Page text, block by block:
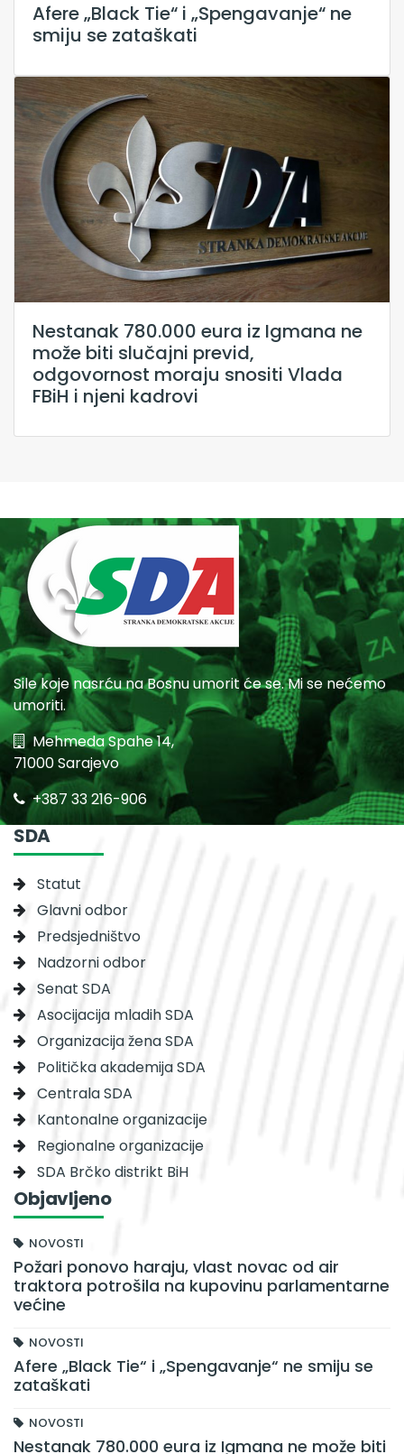
Afere „Black Tie“ i „Spengavanje“ ne
smiju se zataškati
Nestanak 780.000 eura iz Igmana ne
može biti slučajni previd,
odgovornost moraju snositi Vlada
FBiH i njeni kadrovi
Sile koje nasrću na Bosnu umorit će se. Mi se nećemo
umoriti.
Mehmeda Spahe 14,
71000 Sarajevo
+387 33 216-906
SDA
Statut
Glavni odbor
Predsjedništvo
Nadzorni odbor
Senat SDA
Asocijacija mladih SDA
Organizacija žena SDA
Politička akademija SDA
Centrala SDA
Kantonalne organizacije
Regionalne organizacije
SDA Brčko distrikt BiH
Objavljeno
NOVOSTI
Požari ponovo haraju, vlast novac od air
traktora potrošila na kupovinu parlamentarne
većine
NOVOSTI
Afere „Black Tie“ i „Spengavanje“ ne smiju se
zataškati
NOVOSTI
Nestanak 780.000 eura iz Igmana ne može biti